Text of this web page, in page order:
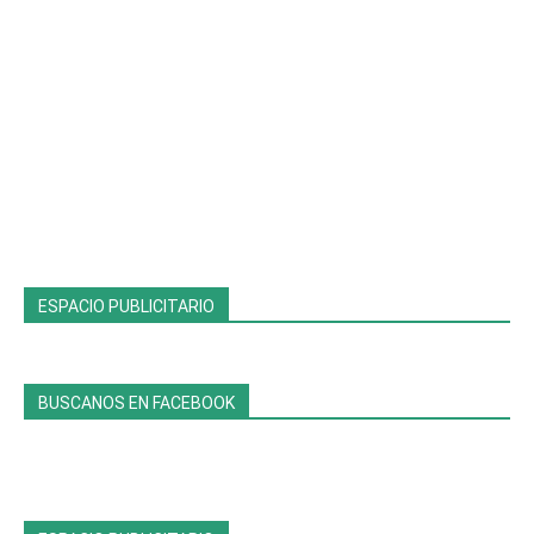
ESPACIO PUBLICITARIO
BUSCANOS EN FACEBOOK